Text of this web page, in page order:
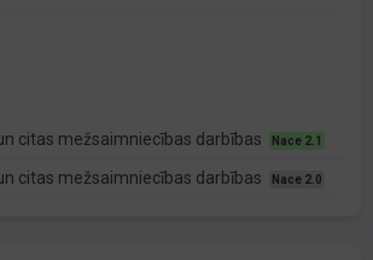
citas mežsaimniecības darbības Nace 2.1
citas mežsaimniecības darbības Nace 2.0